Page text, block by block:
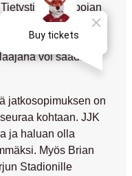
pienen pojan
minut on valittu
on myös yksi
voi saada,
jatkosopimuksen on
kohtaan. JJK
ja haluan olla
Myös Brian
Stadionille